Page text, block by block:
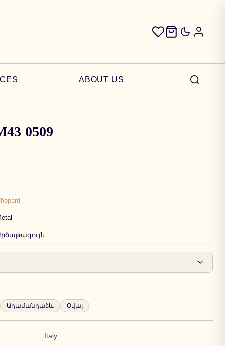
ABOUT US
0509
Ադամանդաձև Օվալ
Italy